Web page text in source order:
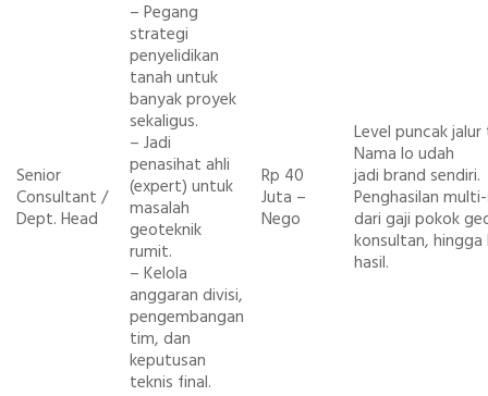
Senior
Consultant /
Dept. Head
– Pegang
strategi
penyelidikan
tanah untuk
banyak proyek
sekaligus.
– Jadi
penasihat ahli
(expert) untuk
masalah
geoteknik
rumit.
– Kelola
anggaran divisi,
pengembangan
tim, dan
keputusan
teknis final.
Rp 40
Juta –
Nego
Level puncak jalur
Nama lo udah
jadi brand sendiri.
Penghasilan
dari gaji pokok
konsultan, hingga
hasil.